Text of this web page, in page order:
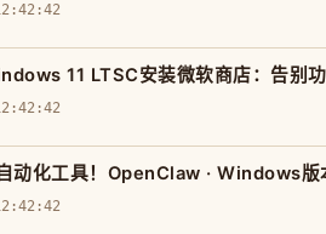
11 LTSC安装微软商店：告别
动化工具！OpenClaw · Windows版